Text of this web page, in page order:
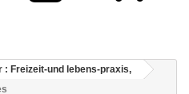
: Freizeit-und lebens-praxis,